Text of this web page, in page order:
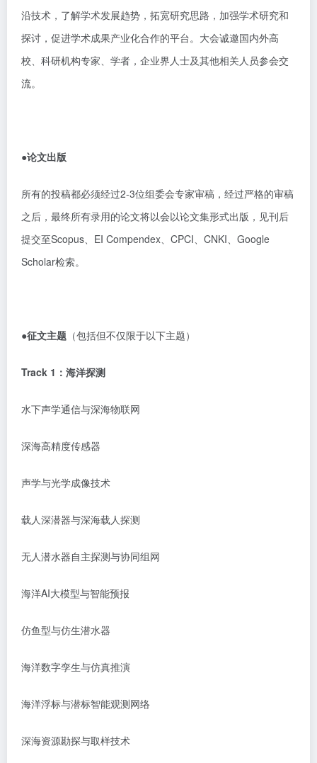
沿技术，了解学术发展趋势，拓宽研究思路，加强学术研究和
探讨，促进学术成果产业化合作的平台。大会诚邀国内外高
校、科研机构专家、学者，企业界人士及其他相关人员参会交
流。
●论文出版
所有的投稿都必须经过2-3位组委会专家审稿，经过严格的审稿
之后，最终所有录用的论文将以会以论文集形式出版，见刊后
提交至Scopus、EI Compendex、CPCI、CNKI、Google
Scholar检索。
●征文主题 （包括但不仅限于以下主题）
Track 1：海洋探测
水下声学通信与深海物联网
深海高精度传感器
声学与光学成像技术
载人深潜器与深海载人探测
无人潜水器自主探测与协同组网
海洋AI大模型与智能预报
仿鱼型与仿生潜水器
海洋数字孪生与仿真推演
海洋浮标与潜标智能观测网络
深海资源勘探与取样技术